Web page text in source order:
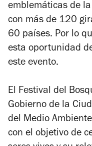
emblemáticas de
con más de 120
60 países. Por lo
esta oportunidad
este evento.
El Festival del
Gobierno de la
del Medio
con el objetivo de